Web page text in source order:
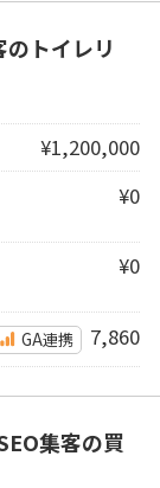
のトイレリ
¥1,200,000
¥0
¥0
GA連携 7,860
集客の買